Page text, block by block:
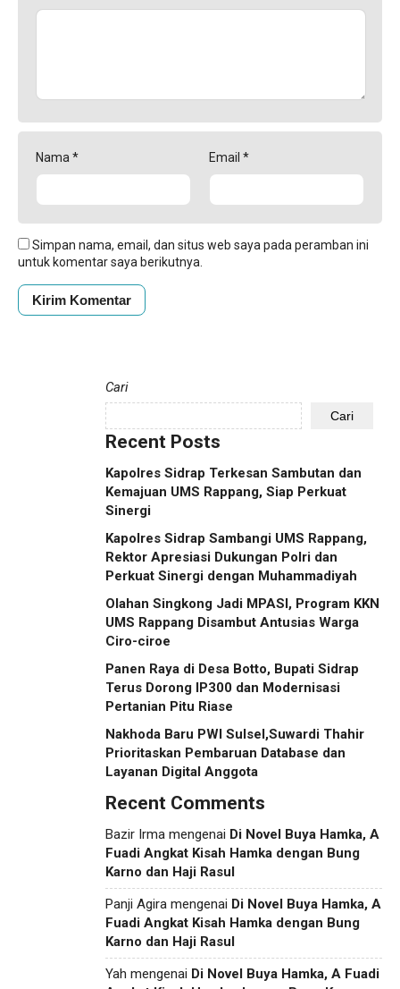
Nama* Email *
Simpan nama, email, dan situs web saya pada peramban ini
untuk komentar saya berikutnya.
Cari
Cari
Recent Posts
Kapolres Sidrap Terkesan Sambutan dan
Kemajuan UMS Rappang, Siap Perkuat
Sinergi
Kapolres Sidrap Sambangi UMS Rappang,
Rektor Apresiasi Dukungan Polri dan
Perkuat Sinergi dengan Muhammadiyah
Olahan Singkong Jadi MPASI, Program KKN
UMS Rappang Disambut Antusias Warga
Ciro-ciroe
Panen Raya di Desa Botto, Bupati Sidrap
Terus Dorong IP300 dan Modernisasi
Pertanian Pitu Riase
Nakhoda Baru PWI Sulsel,Suwardi Thahir
Prioritaskan Pembaruan Database dan
Layanan Digital Anggota
Recent Comments
Bazir Irma mengenai Di Novel Buya Hamka, A
Fuadi Angkat Kisah Hamka dengan Bung
Karno dan Haji Rasul
Panji Agira mengenai Di Novel Buya Hamka, A
Fuadi Angkat Kisah Hamka dengan Bung
Karno dan Haji Rasul
Yah mengenai Di Novel Buya Hamka, A Fuadi